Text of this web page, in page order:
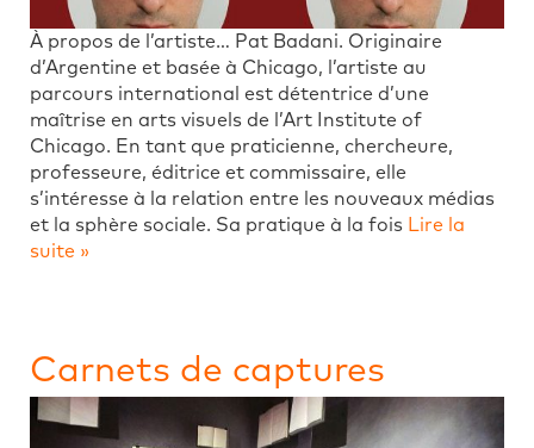
À propos de l’artiste… Pat Badani. Originaire
d’Argentine et basée à Chicago, l’artiste au
parcours international est détentrice d’une
maîtrise en arts visuels de l’Art Institute of
Chicago. En tant que praticienne, chercheure,
professeure, éditrice et commissaire, elle
s’intéresse à la relation entre les nouveaux médias
et la sphère sociale. Sa pratique à la fois Lire la
suite »
Carnets de captures